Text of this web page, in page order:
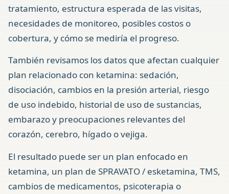
tratamiento, estructura esperada de las visitas,
necesidades de monitoreo, posibles costos o
cobertura, y cómo se mediría el progreso.
También revisamos los datos que afectan cualquier
plan relacionado con ketamina: sedación,
disociación, cambios en la presión arterial, riesgo
de uso indebido, historial de uso de sustancias,
embarazo y preocupaciones relevantes del
corazón, cerebro, hígado o vejiga.
El resultado puede ser un plan enfocado en
ketamina, un plan de SPRAVATO / esketamina, TMS,
cambios de medicamentos, psicoterapia o